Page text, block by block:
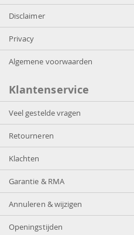
Disclaimer
Privacy
Algemene voorwaarden
Klantenservice
Veel gestelde vragen
Retourneren
Klachten
Garantie & RMA
Annuleren & wijzigen
Openingstijden